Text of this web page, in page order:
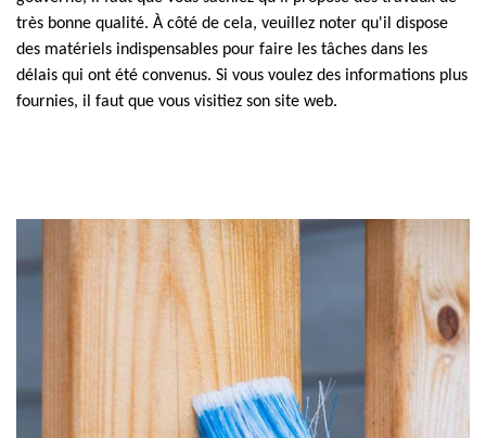
très bonne qualité. À côté de cela, veuillez noter qu'il dispose
des matériels indispensables pour faire les tâches dans les
délais qui ont été convenus. Si vous voulez des informations plus
fournies, il faut que vous visitiez son site web.